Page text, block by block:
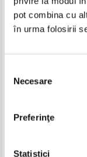
pot combina cu
în urma folosirii
consimțământului
Necesare
Preferinţe
Statistici